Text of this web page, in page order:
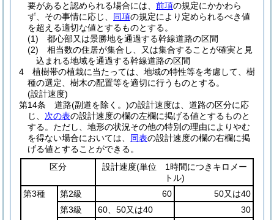
要があると認められる場合には、 前項の規定にかかわら
ず、その事情に応じ、 同項の規定により定められるべき値
を超える適切な値とするものとする。
(1)
都心部又は景勝地を通過する幹線道路の区間
(2)
相当数の住居が集合し、又は集合することが確実と見
込まれる地域を通過する幹線道路の区間
4
植樹帯の植栽に当たっては、地域の特性等を考慮して、樹
種の選定、樹木の配置等を適切に行うものとする。
(設計速度)
第14条
道路(副道を除く。)の設計速度は、道路の区分に応
じ、 次の表の設計速度の欄の左欄に掲げる値とするものと
する。 ただし、地形の状況その他の特別の理由によりやむ
を得ない場合においては、 同表の設計速度の欄の右欄に掲
げる値とすることができる。
区分
設計速度(単位 1時間につきキロメー
トル)
第3種
第2級 60
50又は40
第3級
60、50又は40
30